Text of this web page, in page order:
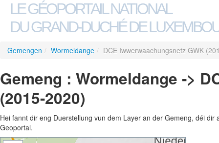
LE GÉOPORTAIL NATIONAL
DU GRAND-DUCHÉ DE
Gemengen / Wormeldange / DCE Iwwerwaachungsnetz GWK
Gemeng : Wormeldange ->
(2015-2020)
Hei fannt dir eng Duerstellung vun dem Layer an der Gemeng, déi
Geoportal.